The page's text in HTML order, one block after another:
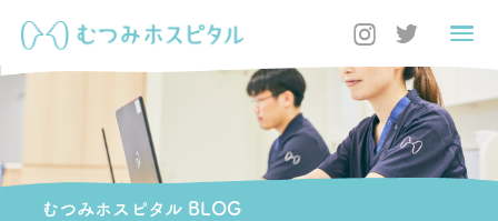
むつみホスピタル BLOG